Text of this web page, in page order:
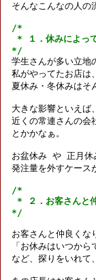
そんなこんなの人の
/*
* １．休みによっ
*/
学生さんが多い立地
私がやってたお店は
夏休み・冬休みはそ
大きな影響といえば、
近くの常連さんの会
とかかなぁ。
お盆休み や 正月休
発注量を外すケース
/*
* ２．お客さんと
*/
お客さんと仲良くな
「お休みはいつから
など、探りをいれて